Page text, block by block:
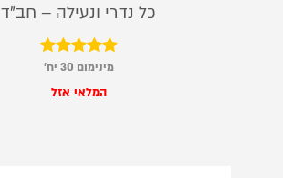
כל נדרי ונעילה – חב"ד
דורג
מתוך 5
מינימום 30 יח׳
המלאי אזל